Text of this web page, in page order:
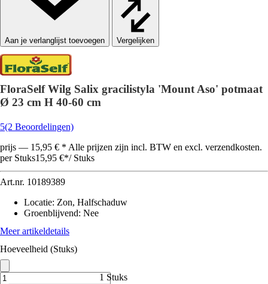
Vergelijken
FloraSelf Wilg Salix gracilistyla 'Mount Aso' potmaat
Ø 23 cm H 40-60 cm
5(2 Beoordelingen)
prijs — 15,95 € * Alle prijzen zijn incl. BTW en excl. verzendkosten.
per Stuks15,95 €*/ Stuks
Art.nr. 10189389
Locatie: Zon, Halfschaduw
Groenblijvend: Nee
Meer artikeldetails
Hoeveelheid (Stuks)
1 Stuks